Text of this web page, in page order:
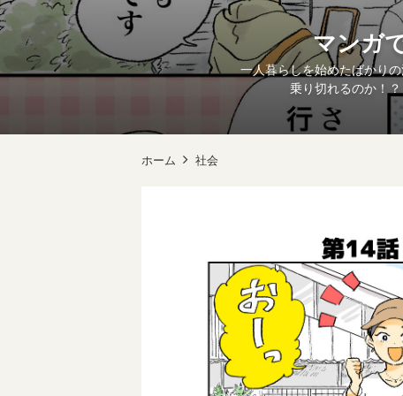
マンガ
一人暮らしを始めたばかり
乗り切れるのか！
ホーム 社会